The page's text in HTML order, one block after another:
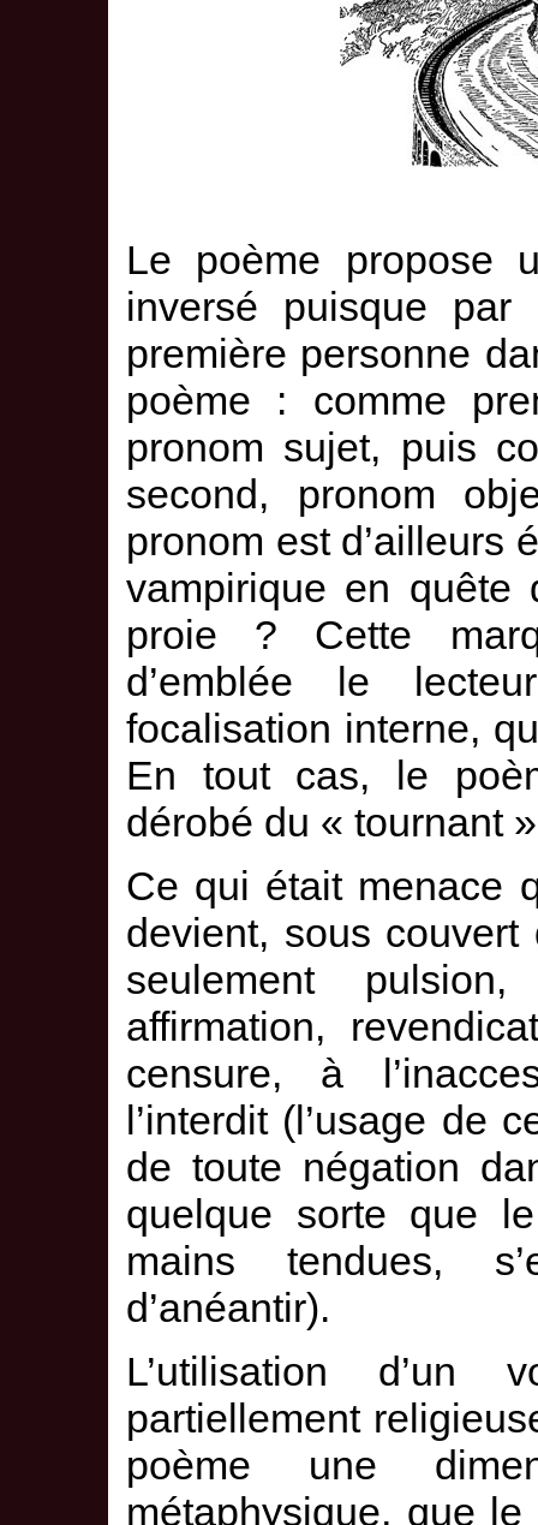
Le poème propose
inversé puisque par
première personne
poème : comme
pronom sujet, puis
second, pronom
pronom est d’ailleurs
vampirique en quête
proie ? Cette
d’emblée le
focalisation interne,
En tout cas, le
dérobé du « tournant
Ce qui était menace
devient, sous couvert
seulement
affirmation,
censure, à
l’interdit (l’usage de
de toute négation
quelque sorte que
mains tendues,
d’anéantir).
L’utilisation d’un
partiellement
poème une
métaphysique, que